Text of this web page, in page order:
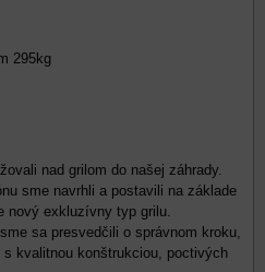
295kg
nad grilom do našej záhrady.
sme navrhli a postavili na základe
nový exkluzívny typ grilu.
sa presvedčili o správnom kroku,
kvalitnou konštrukciou, poctivých